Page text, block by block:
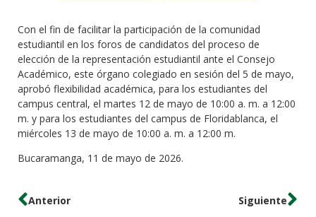
Con el fin de facilitar la participación de la comunidad
estudiantil en los foros de candidatos del proceso de
elección de la representación estudiantil ante el Consejo
Académico, este órgano colegiado en sesión del 5 de mayo,
aprobó flexibilidad académica, para los estudiantes del
campus central, el martes 12 de mayo de 10:00 a. m. a 12:00
m. y para los estudiantes del campus de Floridablanca, el
miércoles 13 de mayo de 10:00 a. m. a 12:00 m.
Bucaramanga, 11 de mayo de 2026.
Anterior Siguiente